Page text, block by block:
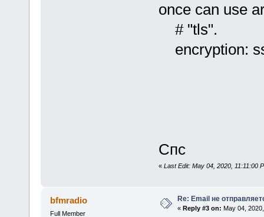
once can use
# "tls".
encryption:
Спс
« Last Edit: May 04, 2020, 11:11:00
bfmradio
Full Member
Re: Email не
« Reply #3 on: May 04,